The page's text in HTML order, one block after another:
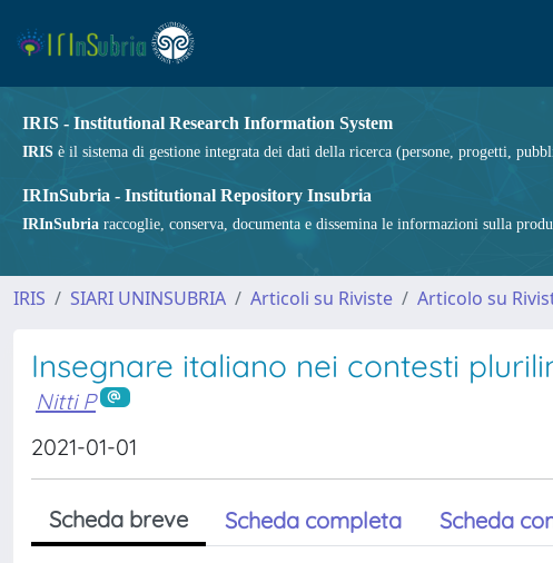
IRIS - Institutional Research Information System
IRIS è il sistema di gestione integrata dei dati della ricerca (persone, progetti,
IRInSubria - Institutional Repository Insubria
IRInSubria raccoglie, conserva, documenta e dissemina le informazioni sulla
IRIS SIARI UNINSUBRIA Articoli su Riviste Articolo su
Insegnare italiano nei contesti
Nitti P
2021-01-01
Scheda breve Scheda completa Scheda